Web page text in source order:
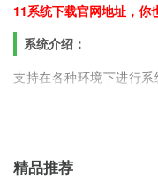
11系统下载官网地址，你
系统介绍：
支持在各种环境下进行
能，给玩家内置了更加
精品推荐